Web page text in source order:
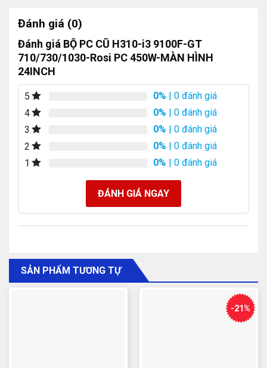
Đánh giá (0)
Đánh giá BỘ PC CŨ H310-i3 9100F-GT
710/730/1030-Rosi PC 450W-MÀN HÌNH
24INCH
5 0% | 0 đánh giá
4
0% | 0 đánh giá
3
0% | 0 đánh giá
2
0% | 0 đánh giá
1
0% | 0 đánh giá
ĐÁNH GIÁ NGAY
SẢN PHẨM TƯƠNG TỰ
-21%